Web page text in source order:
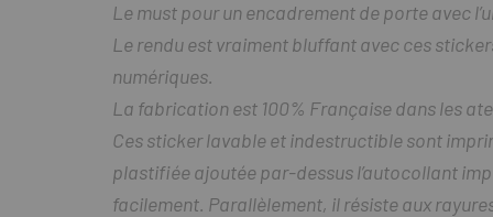
Le must pour un encadrement de porte avec
Le rendu est vraiment bluffant avec ces
numériques.
La fabrication est 100% Française dans les
Ces sticker lavable et indestructible sont
plastifiée ajoutée par-dessus l’autocollant
facilement. Parallèlement, il résiste aux